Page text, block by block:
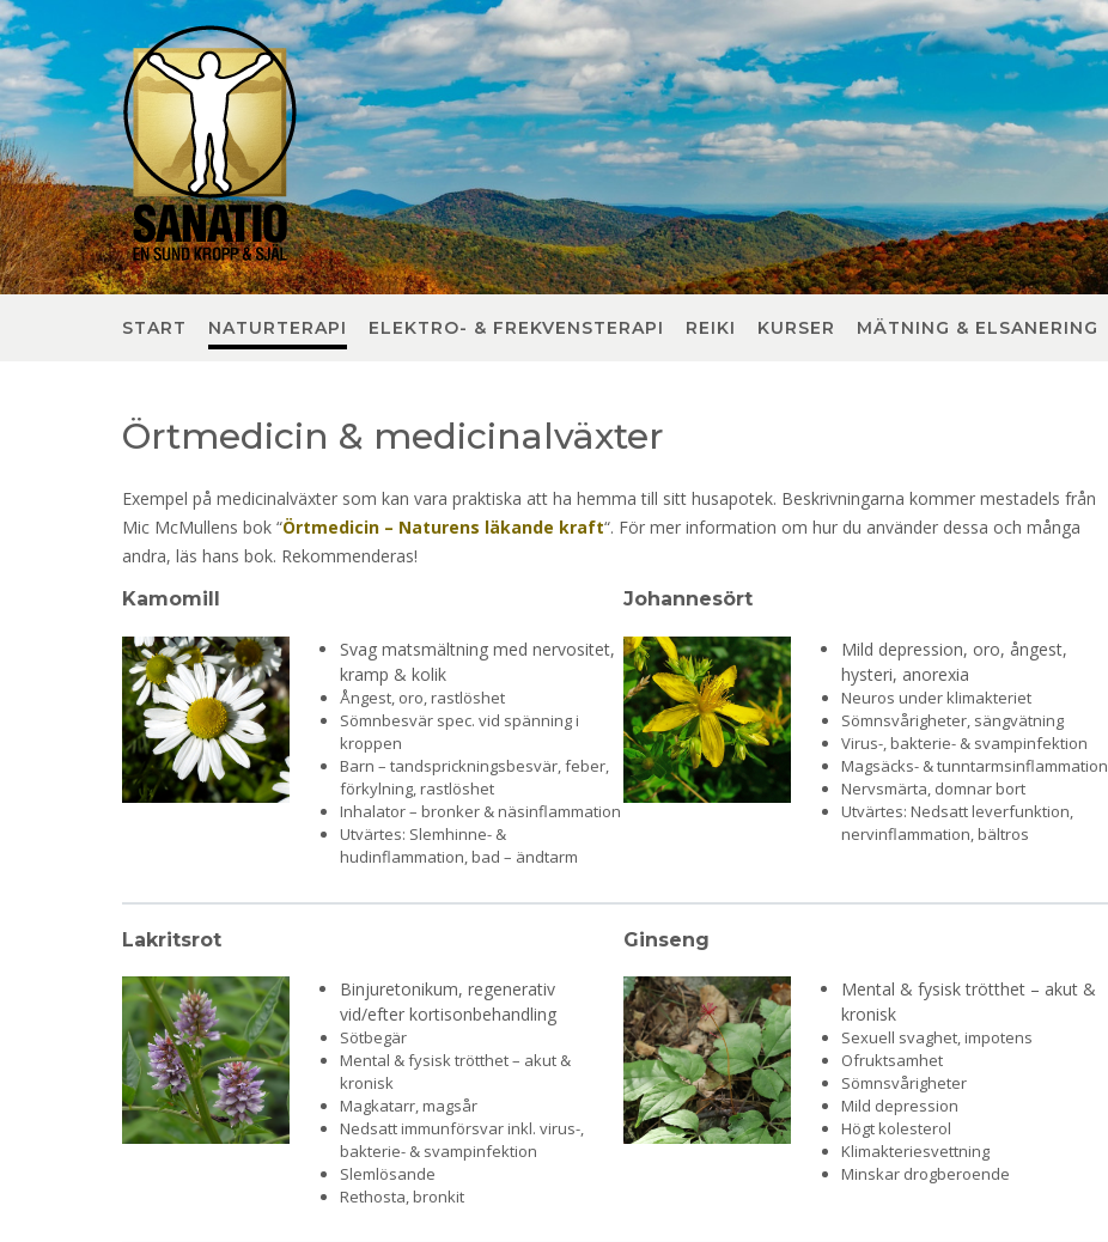
Skip
to
content
START NATURTERAPI ELEKTRO- & FREKVENSTERAPI REIKI KURSER MÄTNING & ELSANERING
Örtmedicin & medicinalväxter
Exempel på medicinalväxter som kan vara praktiska att ha hemma till sitt husapotek. Beskrivningarna kommer mestadels från
Mic McMullens bok “Örtmedicin – Naturens läkande kraft“. För mer information om hur du använder dessa och många
andra, läs hans bok. Rekommenderas!
Kamomill
Johannesört
Svag matsmältning med nervositet,
kramp & kolik
Ångest, oro, rastlöshet
Sömnbesvär spec. vid spänning i
kroppen
Barn – tandsprickningsbesvär, feber,
förkylning, rastlöshet
Inhalator – bronker & näsinflammation
Utvärtes: Slemhinne- &
hudinflammation, bad – ändtarm
Mild depression, oro, ångest,
hysteri, anorexia
Neuros under klimakteriet
Sömnsvårigheter, sängvätning
Virus-, bakterie- & svampinfektion
Magsäcks- & tunntarmsinflammation
Nervsmärta, domnar bort
Utvärtes: Nedsatt leverfunktion,
nervinflammation, bältros
Lakritsrot Ginseng
Binjuretonikum, regenerativ
vid/efter kortisonbehandling
Sötbegär
Mental & fysisk trötthet – akut &
kronisk
Magkatarr, magsår
Nedsatt immunförsvar inkl. virus-,
bakterie- & svampinfektion
Slemlösande
Rethosta, bronkit
Mental & fysisk trötthet – akut &
kronisk
Sexuell svaghet, impotens
Ofruktsamhet
Sömnsvårigheter
Mild depression
Högt kolesterol
Klimakteriesvettning
Minskar drogberoende